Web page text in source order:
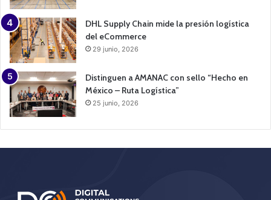
DHL Supply Chain mide la presión logística
del eCommerce
29 junio, 2026
Distinguen a AMANAC con sello “Hecho en
México – Ruta Logística”
25 junio, 2026